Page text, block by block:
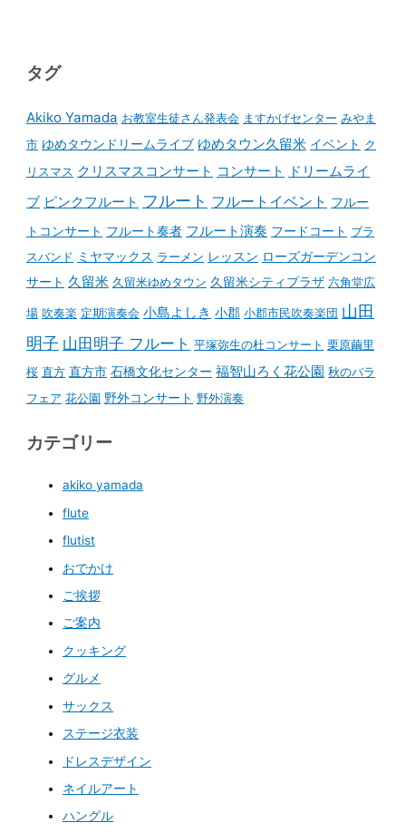
タグ
Akiko Yamada お教室生徒さん発表会 ますかげセンター みやま
市 ゆめタウンドリームライブ ゆめタウン久留米 イベント ク
リスマス クリスマスコンサート コンサート
ドリームライ
ブ ピンクフルート フルート フルートイベント フルー
トコンサート フルート奏者 フルート演奏 フードコート ブラ
スバンド ミヤマックス ラーメン レッスン ローズガーデンコン
サート 久留米 久留米ゆめタウン 久留米シティプラザ 六角堂広
場 吹奏楽 定期演奏会 小島よしき 小郡 小郡市民吹奏楽団 山田
明子 山田明子 フルート 平塚弥生の杜コンサート 栗原繭里
桜 直方 直方市 石橋文化センター 福智山ろく花公園 秋のバラ
フェア 花公園 野外コンサート 野外演奏
カテゴリー
akiko yamada
flute
flutist
おでかけ
ご挨拶
ご案内
クッキング
グルメ
サックス
ステージ衣装
ドレスデザイン
ネイルアート
ハングル